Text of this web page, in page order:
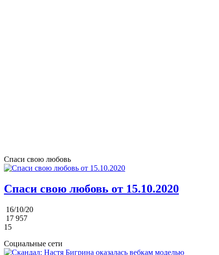
Спаси свою любовь
Спаси свою любовь от 15.10.2020
16/10/20
17 957
15
Социальные сети